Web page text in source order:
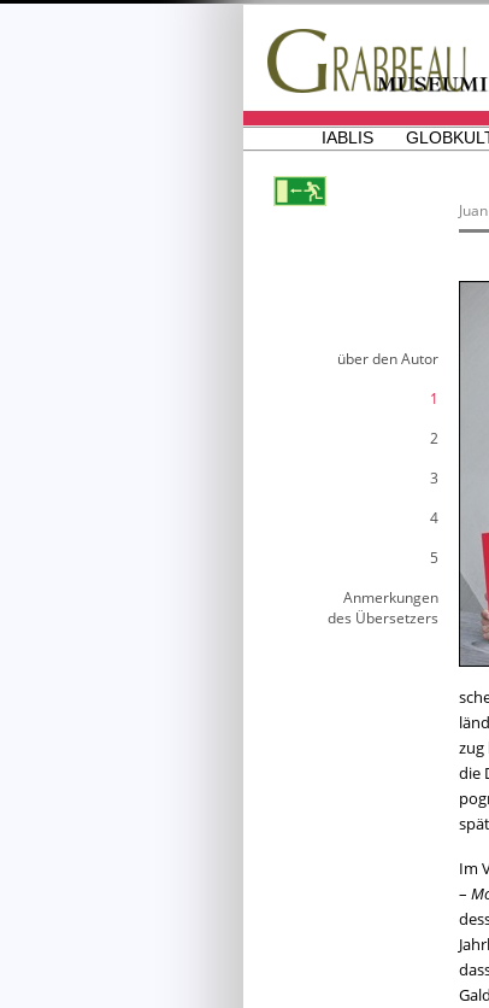
IABLIS
über den Autor
1
2
3
4
5
Anmerkungen
des Übersetzers
zug
die
Im
–